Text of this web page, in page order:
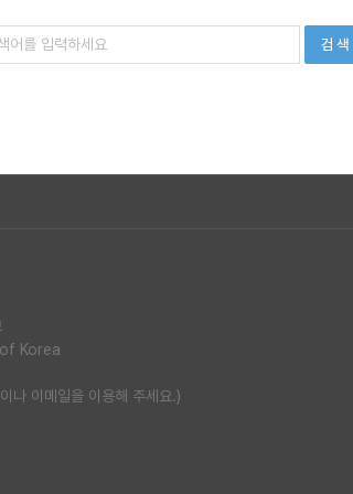
검 색
Korea
이메일을 이용해 주세요.)